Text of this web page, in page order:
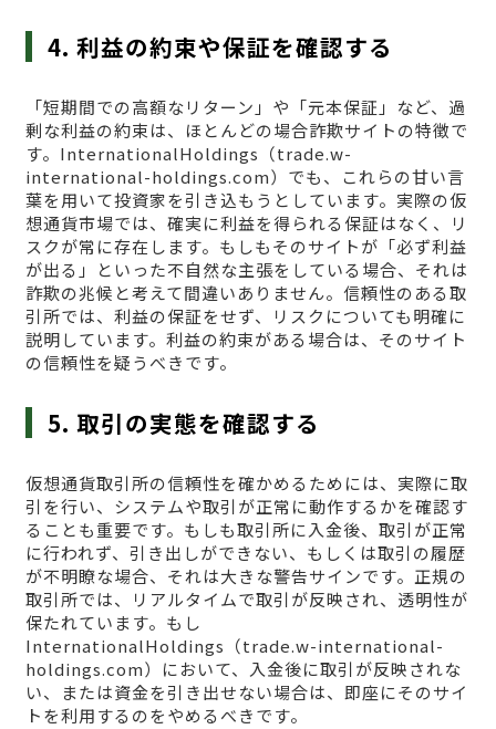
4. 利益の約束や保証を確認する
「短期間での高額なリターン」や「元本保証」など、過
剰な利益の約束は、ほとんどの場合詐欺サイトの特徴で
す。InternationalHoldings（trade.w-
international-holdings.com）でも、これらの甘い言
葉を用いて投資家を引き込もうとしています。実際の仮
想通貨市場では、確実に利益を得られる保証はなく、リ
スクが常に存在します。もしもそのサイトが「必ず利益
が出る」といった不自然な主張をしている場合、それは
詐欺の兆候と考えて間違いありません。信頼性のある取
引所では、利益の保証をせず、リスクについても明確に
説明しています。利益の約束がある場合は、そのサイト
の信頼性を疑うべきです。
5. 取引の実態を確認する
仮想通貨取引所の信頼性を確かめるためには、実際に取
引を行い、システムや取引が正常に動作するかを確認す
ることも重要です。もしも取引所に入金後、取引が正常
に行われず、引き出しができない、もしくは取引の履歴
が不明瞭な場合、それは大きな警告サインです。正規の
取引所では、リアルタイムで取引が反映され、透明性が
保たれています。もし
InternationalHoldings（trade.w-international-
holdings.com）において、入金後に取引が反映されな
い、または資金を引き出せない場合は、即座にそのサイ
トを利用するのをやめるべきです。